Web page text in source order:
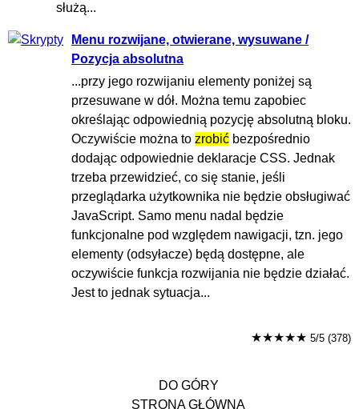
służą...
Menu rozwijane, otwierane, wysuwane /
Pozycja absolutna
...przy jego rozwijaniu elementy poniżej są
przesuwane w dół. Można temu zapobiec
określając odpowiednią pozycję absolutną bloku.
Oczywiście można to zrobić bezpośrednio
dodając odpowiednie deklaracje CSS. Jednak
trzeba przewidzieć, co się stanie, jeśli
przeglądarka użytkownika nie będzie obsługiwać
JavaScript. Samo menu nadal będzie
funkcjonalne pod względem nawigacji, tzn. jego
elementy (odsyłacze) będą dostępne, ale
oczywiście funkcja rozwijania nie będzie działać.
Jest to jednak sytuacja...
★★★★★ 5/5 (378)
DO GÓRY
STRONA GŁÓWNA